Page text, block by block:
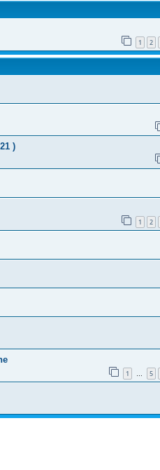
1 2
)
1 2
1 … 5